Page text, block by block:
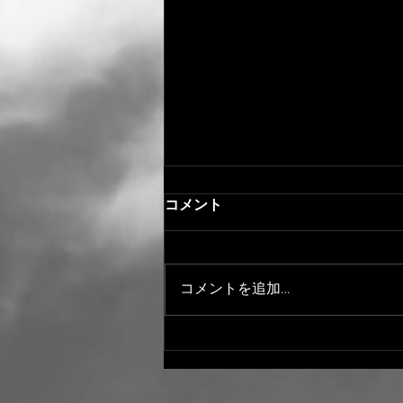
謹賀新年2026
コメント
コメントを追加…